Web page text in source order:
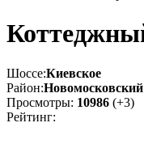
Шоссе:Киевское
Район:
Просмотры: 10986 (+3)
Рейтинг: